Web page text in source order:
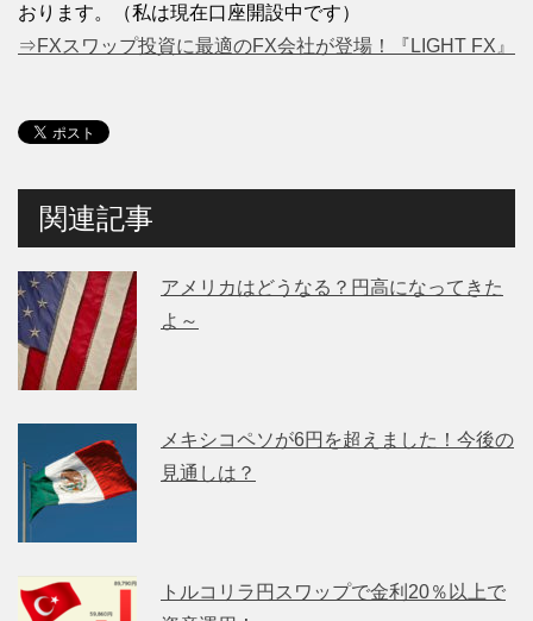
おります。（私は現在口座開設中です）
⇒FXスワップ投資に最適のFX会社が登場！『LIGHT FX』
関連記事
アメリカはどうなる？円高になってきた
よ～
メキシコペソが6円を超えました！今後の
見通しは？
トルコリラ円スワップで金利20％以上で